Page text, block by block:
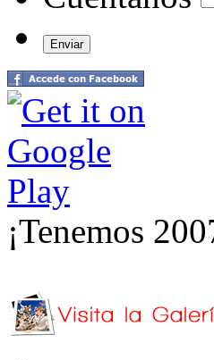
¡Tenemos